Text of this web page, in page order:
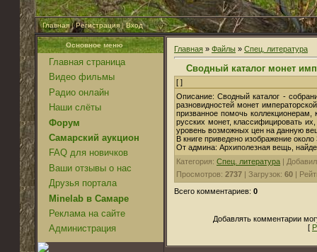
Главная|Регистрация|Вход
Основное меню
Главная страница
Видео фильмы
Радио онлайн
Наши слёты
Форум
Самарский аукцион
FAQ для новичков
Ваши отзывы о нас
Друзья портала
Minelab в Самаре
Реклама на сайте
Администрация
Главная » Файлы » Спец. литература
Сводный каталог монет
[ ]
Описание: Сводный каталог -
разновидностей монет
призванное помочь
русских монет, классифицировать
уровень возможных цен на данную
В книге приведено изображение около
От админа: Архиполезная вещь,
Категория: Спец. литература |
Просмотров: 2737 | Загрузок: 60 |
Всего комментариев: 0
Добавлять комментарии
[